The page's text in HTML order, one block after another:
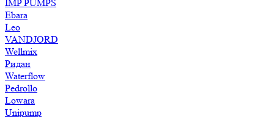
IMP PUMPS
Ebara
Leo
VANDJORD
Wellmix
Ридан
Waterflow
Pedrollo
Lowara
Unipump